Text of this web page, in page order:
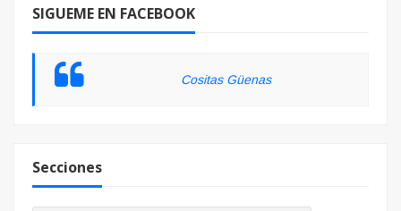
SIGUEME EN FACEBOOK
Cositas Güenas
Secciones